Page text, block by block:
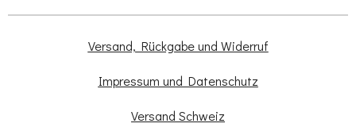
Versand, Rückgabe und Widerruf
Impressum und Datenschutz
Versand Schweiz